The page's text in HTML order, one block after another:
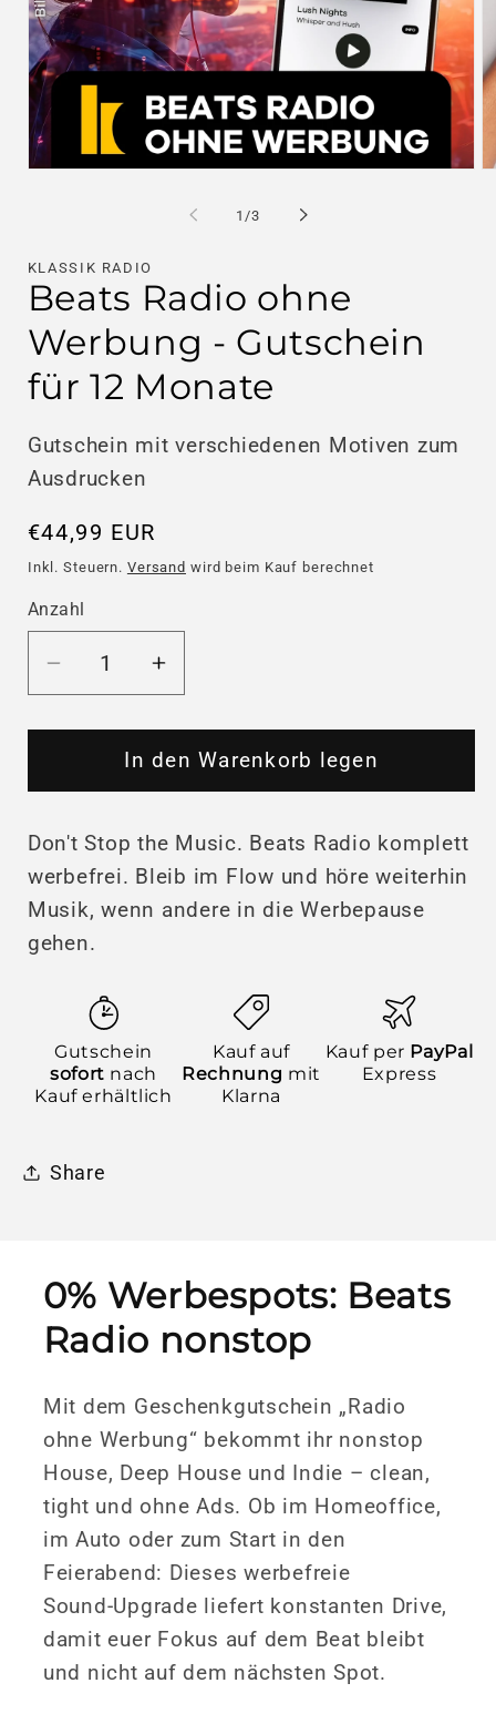
1 /von
3
KLASSIK RADIO
Beats Radio ohne
Werbung - Gutschein
für 12 Monate
Gutschein mit verschiedenen Motiven zum
Ausdrucken
Normaler
Preis
€44,99 EUR
Inkl. Steuern. Versand wird beim Kauf berechnet
Anzahl
Menge
für
Radio
Werbung
-
Gutschein
für
Monate
verringern
Die
Menge
für
Beats
Radio
Werbung
-
Gutschein
erhöhen
In den Warenkorb legen
Don't Stop the Music. Beats Radio komplett
werbefrei. Bleib im Flow und höre weiterhin
Musik, wenn andere in die Werbepause
gehen.
Gutschein
sofort nach
Kauf erhältlich
Kauf auf
Rechnung mit
Klarna
Kauf per PayPal
Express
Share
0% Werbespots: Beats
Radio nonstop
Mit dem Geschenkgutschein „Radio
ohne Werbung“ bekommt ihr nonstop
House, Deep House und Indie – clean,
tight und ohne Ads. Ob im Homeoffice,
im Auto oder zum Start in den
Feierabend: Dieses werbefreie
Sound‑Upgrade liefert konstanten Drive,
damit euer Fokus auf dem Beat bleibt
und nicht auf dem nächsten Spot.